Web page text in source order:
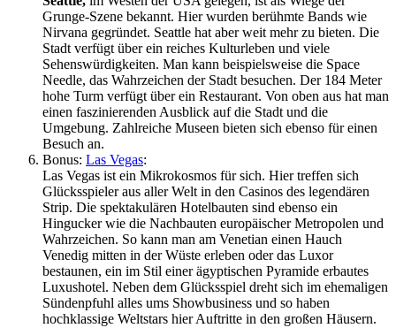
Grunge-Szene bekannt. Hier wurden berühmte Bands wie
Nirvana gegründet. Seattle hat aber weit mehr zu bieten. Die
Stadt verfügt über ein reiches Kulturleben und viele
Sehenswürdigkeiten. Man kann beispielsweise die Space
Needle, das Wahrzeichen der Stadt besuchen. Der 184 Meter
hohe Turm verfügt über ein Restaurant. Von oben aus hat man
einen faszinierenden Ausblick auf die Stadt und die
Umgebung. Zahlreiche Museen bieten sich ebenso für einen
Besuch an.
Bonus: Las Vegas:
Las Vegas ist ein Mikrokosmos für sich. Hier treffen sich
Glücksspieler aus aller Welt in den Casinos des legendären
Strip. Die spektakulären Hotelbauten sind ebenso ein
Hingucker wie die Nachbauten europäischer Metropolen und
Wahrzeichen. So kann man am Venetian einen Hauch
Venedig mitten in der Wüste erleben oder das Luxor
bestaunen, ein im Stil einer ägyptischen Pyramide erbautes
Luxushotel. Neben dem Glücksspiel dreht sich im ehemaligen
Sündenpfuhl alles ums Showbusiness und so haben
hochklassige Weltstars hier Auftritte in den großen Häusern.